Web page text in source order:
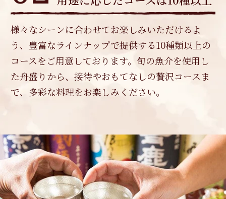
様々なシーンに合わせてお楽しみいただけるよ
う、豊富なラインナップで提供する10種類以上の
コースをご用意しております。旬の魚介を使用し
た舟盛りから、接待やおもてなしの贅沢コースま
で、多彩な料理をお楽しみください。